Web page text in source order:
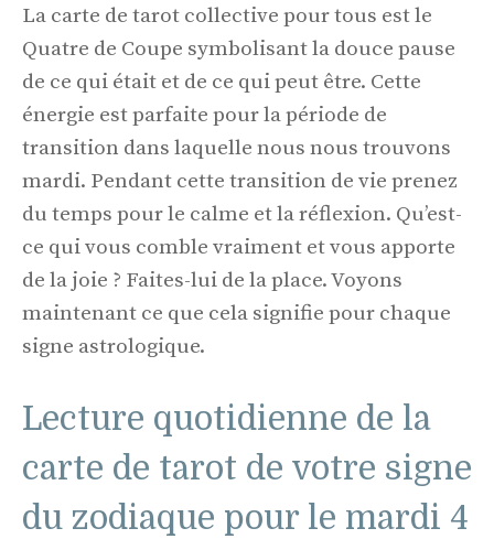
La carte de tarot collective pour tous est le
Quatre de Coupe symbolisant la douce pause
de ce qui était et de ce qui peut être. Cette
énergie est parfaite pour la période de
transition dans laquelle nous nous trouvons
mardi. Pendant cette transition de vie prenez
du temps pour le calme et la réflexion. Qu’est-
ce qui vous comble vraiment et vous apporte
de la joie ? Faites-lui de la place. Voyons
maintenant ce que cela signifie pour chaque
signe astrologique.
Lecture quotidienne de la
carte de tarot de votre signe
du zodiaque pour le mardi 4